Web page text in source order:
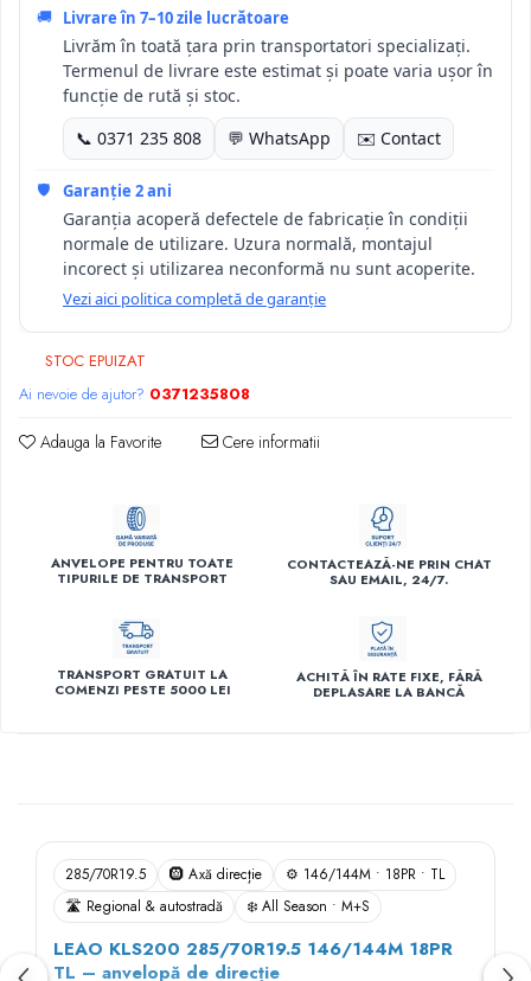
🚚 Livrare în 7–10 zile lucrătoare
Livrăm în toată țara prin transportatori specializați.
Termenul de livrare este estimat și poate varia ușor în
funcție de rută și stoc.
📞 0371 235 808
💬 WhatsApp ✉️ Contact
🛡️ Garanție 2 ani
Garanția acoperă defectele de fabricație în condiții
normale de utilizare. Uzura normală, montajul
incorect și utilizarea neconformă nu sunt acoperite.
Vezi aici politica completă de garanție
STOC EPUIZAT
Ai nevoie de ajutor? 0371235808
Adauga la Favorite Cere informatii
ANVELOPE PENTRU TOATE
TIPURILE DE TRANSPORT
CONTACTEAZĂ-NE PRIN CHAT
SAU EMAIL, 24/7.
TRANSPORT GRATUIT LA
COMENZI PESTE 5000 LEI
ACHITĂ ÎN RATE FIXE, FĂRĂ
DEPLASARE LA BANCĂ
285/70R19.5 🛞 Axă direcție
⚙️ 146/144M • 18PR • TL
🛣️ Regional & autostradă
❄️ All Season • M+S
LEAO KLS200 285/70R19.5 146/144M 18PR
TL – anvelopă de direcție